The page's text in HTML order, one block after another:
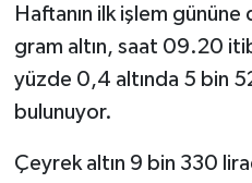
Haftanın ilk işlem
gram altın, saat 09.20
yüzde 0,4 altında 5 bin
bulunuyor.
Çeyrek altın 9 bin 330